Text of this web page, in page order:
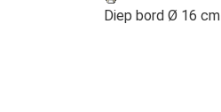
Diep bord Ø 16 cm